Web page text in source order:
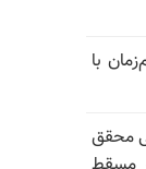
با
محقق